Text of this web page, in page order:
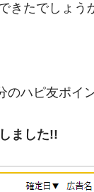
きたでしょう
のハピ友ポイ
ました!!